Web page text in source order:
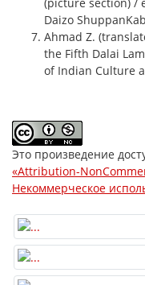
Это произведение
«Attribution-
Некоммерческое
(picture section) /
Daizo
Ahmad Z.
the Fifth Dalai
of Indian Culture